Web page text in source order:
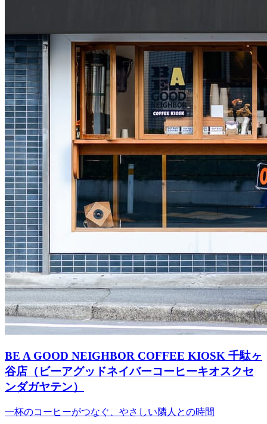
BE A GOOD NEIGHBOR COFFEE KIOSK 千駄ヶ
谷店（ビーアグッドネイバーコーヒーキオスクセ
ンダガヤテン）
一杯のコーヒーがつなぐ、やさしい隣人との時間